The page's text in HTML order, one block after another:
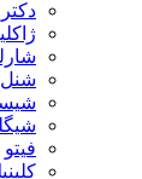
شنل
فيتو